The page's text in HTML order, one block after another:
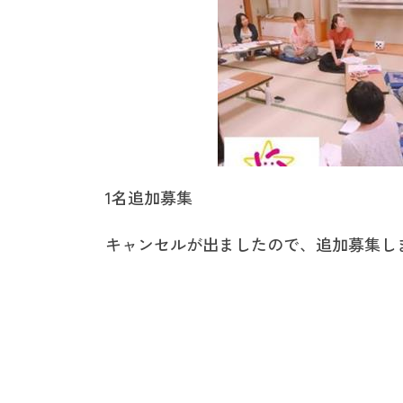
1名追加募集
キャンセルが出ましたので、追加募集し